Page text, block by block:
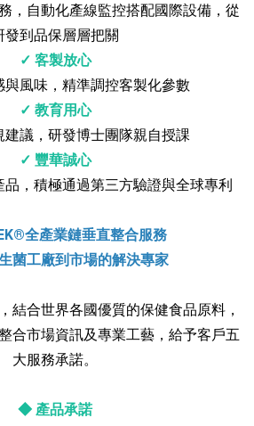
，自動化產線監控搭配國際設備，從
發到品保層層把關
✓ 客製放心
與風味，精準調控客製化參數
✓ 教育用心
建議，研發博士團隊親自授課
✓ 豐華誠心
，積極通過第三方驗證與全球專利
全產業鏈垂直整合服務
菌工廠到市場的解決專家
結合世界各國優質的保健食品原料，
合市場資訊及專業工藝，給予客戶五
大服務承諾。
◆ 產品承諾